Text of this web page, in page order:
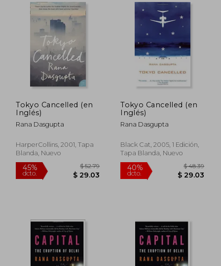
45% 45%
dcto.
Tokyo Cancelled (en
Inglés)
Rana Dasgupta
HarperCollins, 2001, Tapa
Blanda, Nuevo
Tokyo Cancelled (en
Inglés)
Rana Dasgupta
Black Cat, 2005, 1 Edición,
Tapa Blanda, Nuevo